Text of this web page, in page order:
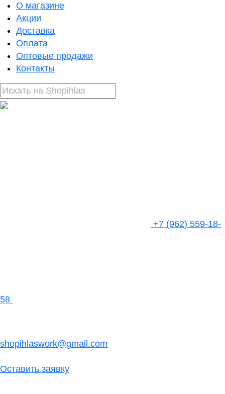
О магазине
Акции
Доставка
Оплата
Оптовые продажи
Контакты
+7 (962) 559-18-
58
shopihlaswork@gmail.com
Оставить заявку